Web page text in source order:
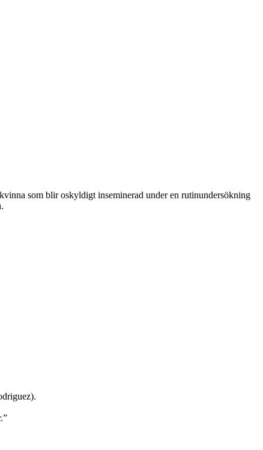
som blir oskyldigt inseminerad under en rutinundersökning